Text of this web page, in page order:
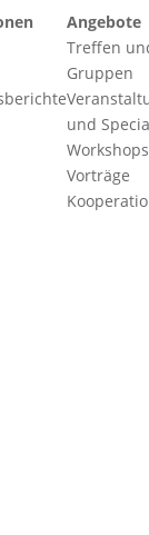
Angebote
Treffen
Gruppen
und
Vorträge